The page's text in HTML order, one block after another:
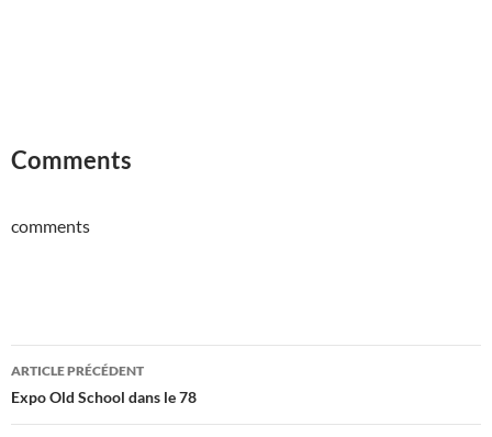
Comments
comments
Navigation
des
ARTICLE PRÉCÉDENT
Expo Old School dans le 78